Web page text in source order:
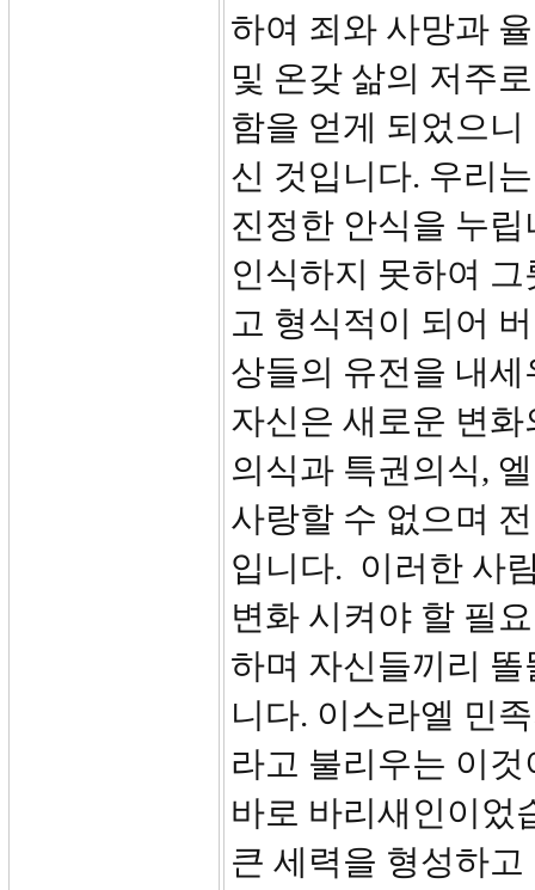
하여 죄와 사망과
및 온갖 삶의 저주
함을 얻게 되었으
신 것입니다. 우리
진정한 안식을 누
인식하지 못하여
고 형식적이 되어
상들의 유전을 내
자신은 새로운 변
의식과 특권의식,
사랑할 수 없으며
입니다. 이러한 사
변화 시켜야 할 필
하며 자신들끼리
니다. 이스라엘 민
라고 불리우는 이
바로 바리새인이었
큰 세력을 형성하